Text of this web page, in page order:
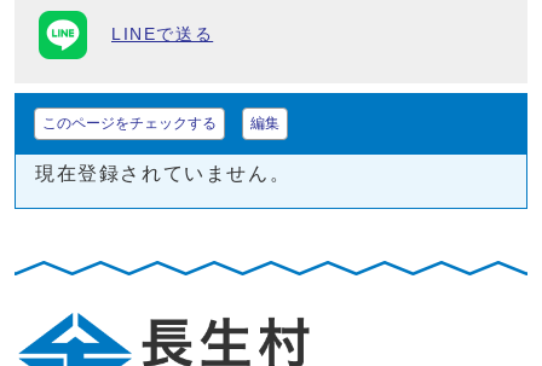
LINEで送る
このページをチェックする 編集
現在登録されていません。